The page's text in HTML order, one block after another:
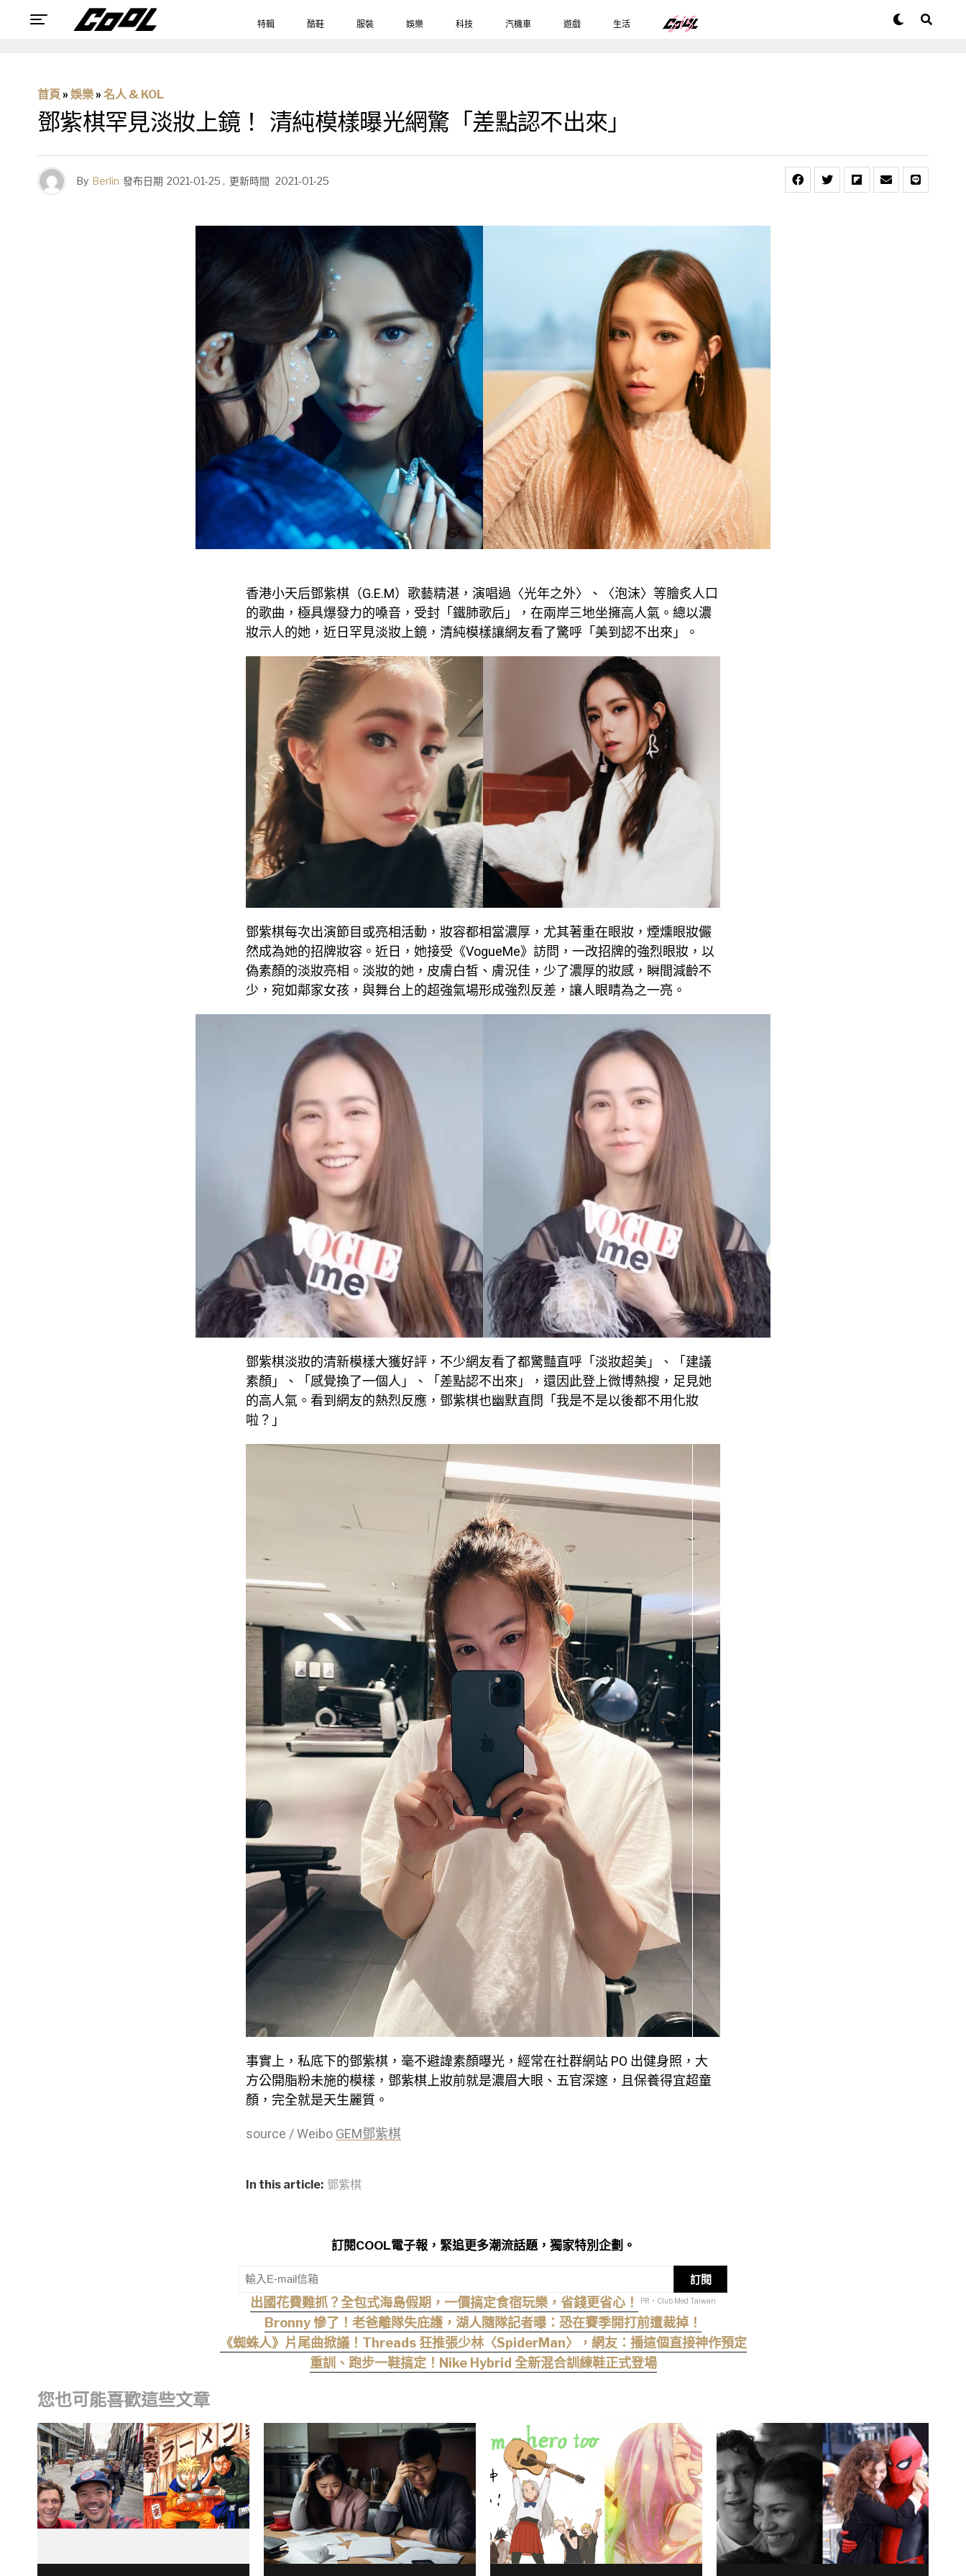
特輯 酷鞋 服裝 娛樂 科技 汽機車 遊戲 生活
首頁 » 娛樂 » 名人 & KOL
鄧紫棋罕見淡妝上鏡！ 清純模樣曝光網驚「差點認不出來」
By Berlin 發布日期 2021-01-25 , 更新時間 2021-01-25
香港小天后鄧紫棋（G.E.M）歌藝精湛，演唱過〈光年之外〉、〈泡沫〉等膾炙人口
的歌曲，極具爆發力的嗓音，受封「鐵肺歌后」，在兩岸三地坐擁高人氣。總以濃
妝示人的她，近日罕見淡妝上鏡，清純模樣讓網友看了驚呼「美到認不出來」。
鄧紫棋每次出演節目或亮相活動，妝容都相當濃厚，尤其著重在眼妝，煙燻眼妝儼
然成為她的招牌妝容。近日，她接受《VogueMe》訪問，一改招牌的強烈眼妝，以
偽素顏的淡妝亮相。淡妝的她，皮膚白皙、膚況佳，少了濃厚的妝感，瞬間減齡不
少，宛如鄰家女孩，與舞台上的超強氣場形成強烈反差，讓人眼睛為之一亮。
鄧紫棋淡妝的清新模樣大獲好評，不少網友看了都驚豔直呼「淡妝超美」、「建議
素顏」、「感覺換了一個人」、「差點認不出來」，還因此登上微博熱搜，足見她
的高人氣。看到網友的熱烈反應，鄧紫棋也幽默直問「我是不是以後都不用化妝
啦？」
事實上，私底下的鄧紫棋，毫不避諱素顏曝光，經常在社群網站 PO 出健身照，大
方公開脂粉未施的模樣，鄧紫棋上妝前就是濃眉大眼、五官深邃，且保養得宜超童
顏，完全就是天生麗質。
source / Weibo GEM鄧紫棋
In this article: 鄧紫棋
訂閱COOL電子報，緊追更多潮流話題，獨家特別企劃。
訂閱
出國花費難抓？全包式海島假期，一價搞定食宿玩樂，省錢更省心！ PR・Club Med Taiwan
Bronny 慘了！老爸離隊失庇護，湖人隨隊記者曝：恐在賽季開打前遭裁掉！
《蜘蛛人》片尾曲掀議！Threads 狂推張少林〈SpiderMan〉，網友：播這個直接神作預定
重訓、跑步一鞋搞定！Nike Hybrid 全新混合訓練鞋正式登場
您也可能喜歡這些文章